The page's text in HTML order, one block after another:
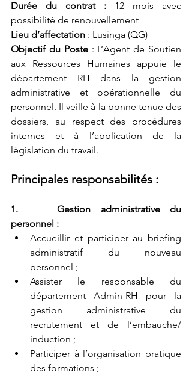
Durée du contrat : 12 mois avec
possibilité de renouvellement
Lieu d’affectation : Lusinga (QG)
Objectif du Poste : L’Agent de Soutien
aux Ressources Humaines appuie le
département RH dans la gestion
administrative et opérationnelle du
personnel. Il veille à la bonne tenue des
dossiers, au respect des procédures
internes et à l’application de la
législation du travail.
Principales responsabilités :
1.    Gestion administrative du
personnel :
Accueillir et participer au briefing
administratif du nouveau
personnel ;
Assister le responsable du
département Admin-RH pour la
gestion administrative du
recrutement et de l’embauche/
induction ;
Participer à l’organisation pratique
des formations ;